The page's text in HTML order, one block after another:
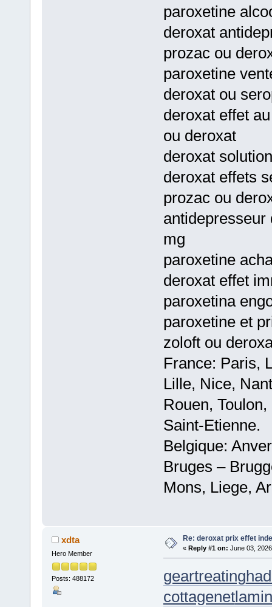
paroxetine
deroxat
prozac ou
paroxetine
deroxat ou
deroxat effet
ou deroxat
deroxat
deroxat effets
prozac ou
antidepresseur
mg
paroxetine
deroxat effet
paroxetina
paroxetine et
zoloft ou
France: Paris,
Lille, Nice,
Rouen,
Saint-Etienne.
Belgique:
Bruges –
Mons, Liege,
xdta
Hero Member
Posts: 488172
Re: deroxat prix effet
« Reply #1 on: June 03,
geartreating
cottagenet